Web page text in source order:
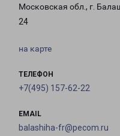
Московская обл., г.
24
на карте
ТЕЛЕФОН
+7(495) 157-62-22
EMAIL
balashiha-fr@pecom.ru